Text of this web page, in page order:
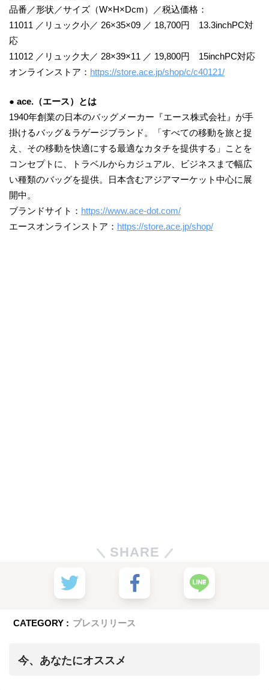
品番／形状／サイズ（W×H×Dcm）／税込価格：
11011 ／リュック小／ 26×35×09 ／ 18,700円 13.3inchPC対
応
11012 ／リュック大／ 28×39×11 ／ 19,800円 15inchPC対応
オンラインストア： https://store.ace.jp/shop/c/c40121/
● ace.（エース）とは
1940年創業の日本のバッグメーカー『エース株式会社』が手
掛けるバッグ＆ラゲージブランド。「すべての移動を旅と捉
え、その移動を快適にする最適なカタチを提供する」ことを
コンセプトに、トラベルからカジュアル、ビジネスまで幅広
い種類のバッグを提供。日本含むアジアマーケット中心に展
開中。
ブランドサイト： https://www.ace-dot.com/
エースオンラインストア： https://store.ace.jp/shop/
SHARE
CATEGORY : プレスリリース
今、あなたにオススメ